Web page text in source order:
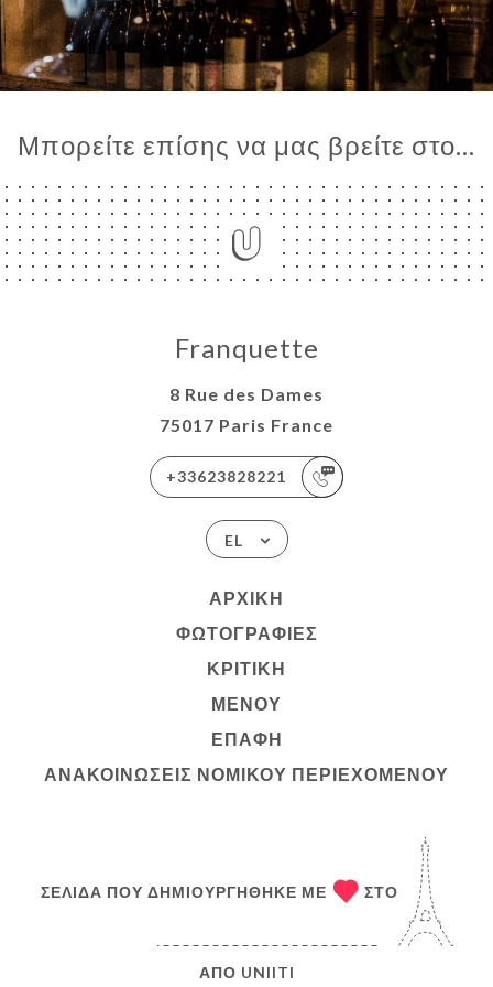
Μπορείτε επίσης να μας βρείτε στο...
Franquette
8 Rue des Dames
75017 Paris France
+33623828221
EL
ΑΡΧΙΚΉ
ΦΩΤΟΓΡΑΦΊΕΣ
ΚΡΙΤΙΚΉ
ΜΕΝΟΎ
ΕΠΑΦΉ
ΑΝΑΚΟΙΝΏΣΕΙΣ ΝΟΜΙΚΟΎ ΠΕΡΙΕΧΟΜΈΝΟΥ
ΣΕΛΊΔΑ ΠΟΥ ΔΗΜΙΟΥΡΓΉΘΗΚΕ ΜΕ ΣΤΟ
ΑΠΌ UNIITI